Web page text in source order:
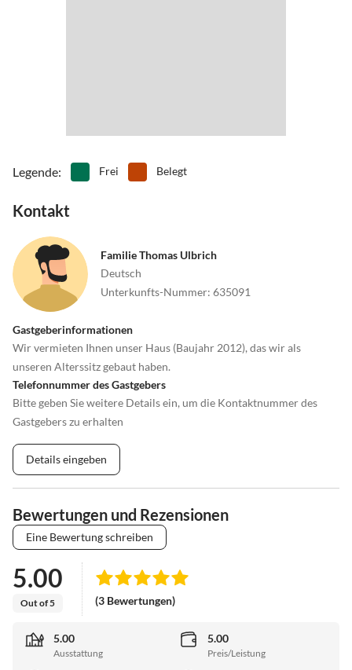
Legende: Frei Belegt
Kontakt
Familie Thomas Ulbrich
Deutsch
Unterkunfts-Nummer: 635091
Gastgeberinformationen
Wir vermieten Ihnen unser Haus (Baujahr 2012), das wir als
unseren Alterssitz gebaut haben.
Telefonnummer des Gastgebers
Bitte geben Sie weitere Details ein, um die Kontaktnummer des
Gastgebers zu erhalten
Details eingeben
Bewertungen und Rezensionen
Eine Bewertung schreiben
5.00
Out of 5 (3 Bewertungen)
5.00
Ausstattung
5.00
Preis/Leistung